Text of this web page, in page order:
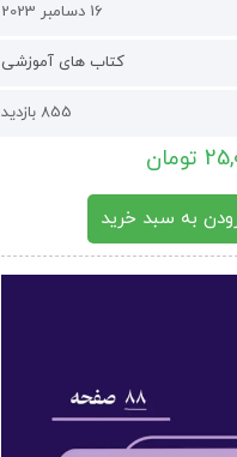
16 دسامبر 2023
کتاب های آموزشی
855 بازدید
تومان
به سبد خرید